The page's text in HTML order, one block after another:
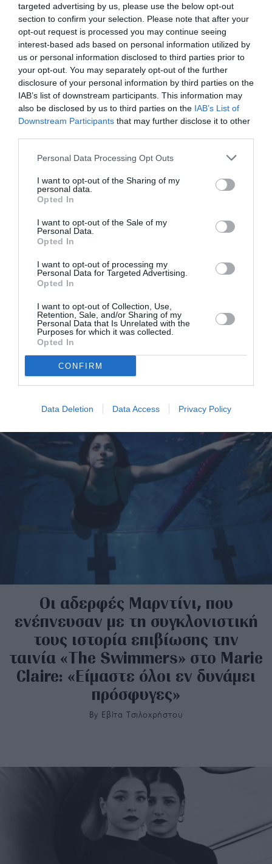
targeted advertising by us, please use the below opt-out
section to confirm your selection. Please note that after your
opt-out request is processed you may continue seeing
interest-based ads based on personal information utilized by
us or personal information disclosed to third parties prior to
your opt-out. You may separately opt-out of the further
disclosure of your personal information by third parties on the
IAB’s list of downstream participants. This information may
also be disclosed by us to third parties on the IAB’s List of
Downstream Participants that may further disclose it to other
Personal Data Processing Opt Outs
I want to opt-out of the Sharing of my
personal data.
Opted In
I want to opt-out of the Sale of my
Personal Data.
Opted In
I want to opt-out of processing my
Personal Data for Targeted Advertising.
Opted In
I want to opt-out of Collection, Use,
Retention, Sale, and/or Sharing of my
Personal Data that Is Unrelated with the
Purposes for which it was collected.
Opted In
CONFIRM
Data Deletion Data Access Privacy Policy
Αθωώθηκε η Σάρα Μαρντίνι μαζί
με άλλους 15 ακτιβιστές που
κατηγορούνταν για κατασκοπεία
στη Λέσβο – Όσα είχε πει στο
Marie Claire με αφορμή την
ταινία που βασίστηκε στη ζωή
της
Οι αδερφές Mαρντίνι, που
ενέπνευσαν με τη συγκλονιστική
τους ιστορία επιβίωσης την
ταινία «The Swimmers» στο Marie
Claire: «Είμαστε όλοι εν δυνάμει
πρόσφυγες»
By Εβίτα Τσιλοχρήστου